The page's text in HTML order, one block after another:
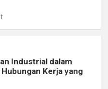
Industrial dalam
Kerja yang